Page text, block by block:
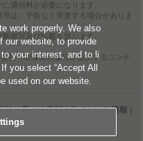
通信料が必要になります。
は、予告なく変更する場合がありま
複写及び転載を禁じます。
社・映像製作会社が提供するコンテ
法に基づく表記|ライセンス情報
work properly. We also
our website, to provide
your interest, and to li
you select “Accept All
used on our website.